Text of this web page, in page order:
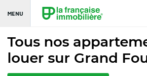
MENU
Tous nos
louer sur Grand